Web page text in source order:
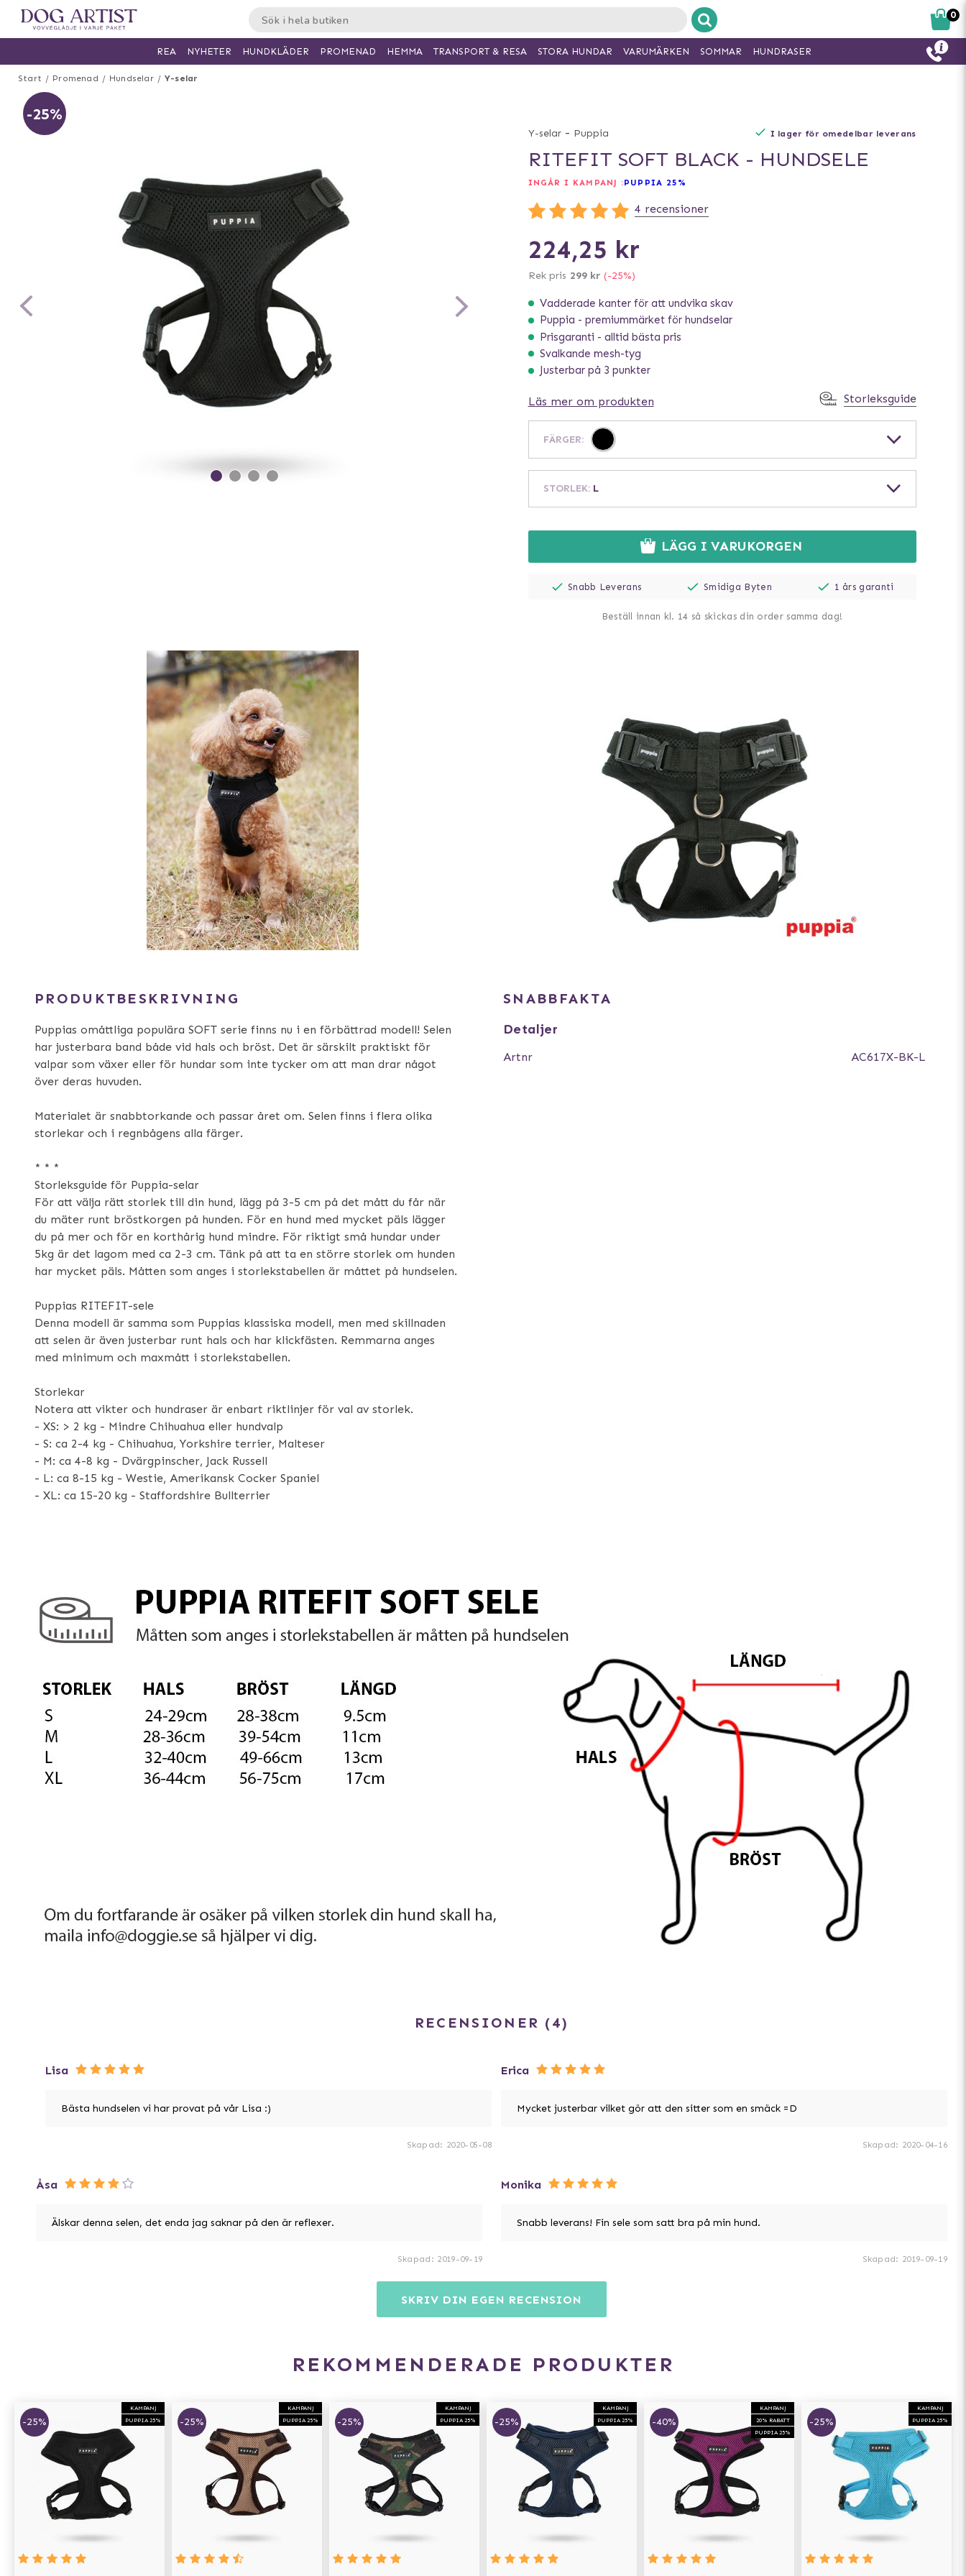
Start Promenad Hundselar Y-selar
-25%
Y-selar - Puppia I lager för omedelbar leverans
RITEFIT SOFT BLACK - HUNDSELE
INGÅR I KAMPANJ :PUPPIA 25%
4 recensioner
224,25 kr
Rek pris 299 kr (-25%)
Vadderade kanter för att undvika skav
Puppia - premiummärket för hundselar
Prisgaranti - alltid bästa pris
Svalkande mesh-tyg
Justerbar på 3 punkter
Läs mer om produkten Storleksguide
FÄRGER:
STORLEK: L
LÄGG I VARUKORGEN
Snabb Leverans Smidiga Byten 1 års garanti
Beställ innan kl. 14 så skickas din order samma dag!
PRODUKTBESKRIVNING
Puppias omåttliga populära SOFT serie finns nu i en förbättrad modell! Selen
har justerbara band både vid hals och bröst. Det är särskilt praktiskt för
valpar som växer eller för hundar som inte tycker om att man drar något
över deras huvuden.
Materialet är snabbtorkande och passar året om. Selen finns i flera olika
storlekar och i regnbågens alla färger.
* * *
Storleksguide för Puppia-selar
För att välja rätt storlek till din hund, lägg på 3-5 cm på det mått du får när
du mäter runt bröstkorgen på hunden. För en hund med mycket päls lägger
du på mer och för en korthårig hund mindre. För riktigt små hundar under
5kg är det lagom med ca 2-3 cm. Tänk på att ta en större storlek om hunden
har mycket päls. Måtten som anges i storlekstabellen är måttet på hundselen.
Puppias RITEFIT-sele
Denna modell är samma som Puppias klassiska modell, men med skillnaden
att selen är även justerbar runt hals och har klickfästen. Remmarna anges
med minimum och maxmått i storlekstabellen.
Storlekar
Notera att vikter och hundraser är enbart riktlinjer för val av storlek.
- XS: > 2 kg - Mindre Chihuahua eller hundvalp
- S: ca 2-4 kg - Chihuahua, Yorkshire terrier, Malteser
- M: ca 4-8 kg - Dvärgpinscher, Jack Russell
- L: ca 8-15 kg - Westie, Amerikansk Cocker Spaniel
- XL: ca 15-20 kg - Staffordshire Bullterrier
SNABBFAKTA
Detaljer
Artnr AC617X-BK-L
RECENSIONER 4
Lisa
Bästa hundselen vi har provat på vår Lisa :)
Skapad: 2020-05-08
Erica
Mycket justerbar vilket gör att den sitter som en smäck =D
Skapad: 2020-04-16
Åsa
Älskar denna selen, det enda jag saknar på den är reflexer.
Skapad : 2019-09-19
Monika
Snabb leverans! Fin sele som satt bra på min hund.
Skapad: 2019-09-19
SKRIV DIN EGEN RECENSION
REKOMMENDERADE PRODUKTER
KAMPANJ
PUPPIA 25%
-25%
KAMPANJ
PUPPIA 25%
-25%
KAMPANJ
PUPPIA 25%
-25%
KAMPANJ
PUPPIA 25%
-25%
KAMPANJ
20% RABATT
PUPPIA 25%
-40%
KAMPANJ
PUPPIA 25%
-25%
0
REA NYHETER HUNDKLÄDER PROMENAD HEMMA TRANSPORT & RESA STORA HUNDAR VARUMÄRKEN SOMMAR HUNDRASER